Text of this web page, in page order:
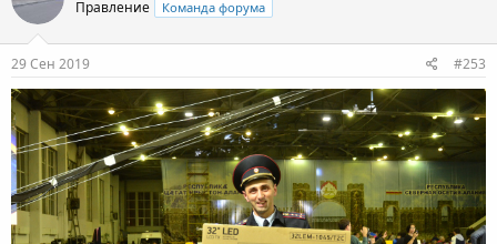
Правление Команда форума
29 Сен 2019 #253